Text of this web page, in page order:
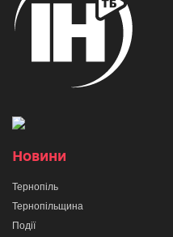
Новини
Тернопіль
Тернопільщина
Події